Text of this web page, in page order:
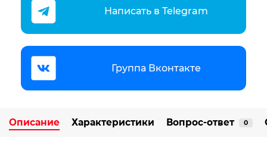
Написать в Telegram
Группа Вконтакте
Описание Характеристики Вопрос-ответ 0